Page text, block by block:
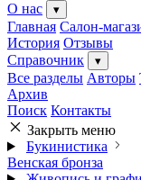
О нас
▾
Главная Салон-
История Отзывы
Справочник
▾
Все разделы Авторы
Архив
Поиск Контакты
Закрыть меню
Букинистика
Венская бронза